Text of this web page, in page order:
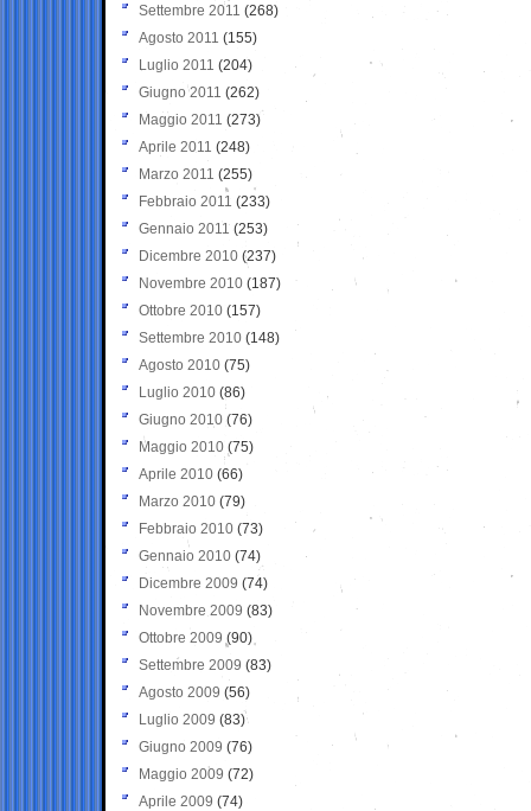
Settembre 2011 (268)
Agosto 2011 (155)
Luglio 2011 (204)
Giugno 2011 (262)
Maggio 2011 (273)
Aprile 2011 (248)
Marzo 2011 (255)
Febbraio 2011 (233)
Gennaio 2011 (253)
Dicembre 2010 (237)
Novembre 2010 (187)
Ottobre 2010 (157)
Settembre 2010 (148)
Agosto 2010 (75)
Luglio 2010 (86)
Giugno 2010 (76)
Maggio 2010 (75)
Aprile 2010 (66)
Marzo 2010 (79)
Febbraio 2010 (73)
Gennaio 2010 (74)
Dicembre 2009 (74)
Novembre 2009 (83)
Ottobre 2009 (90)
Settembre 2009 (83)
Agosto 2009 (56)
Luglio 2009 (83)
Giugno 2009 (76)
Maggio 2009 (72)
Aprile 2009 (74)